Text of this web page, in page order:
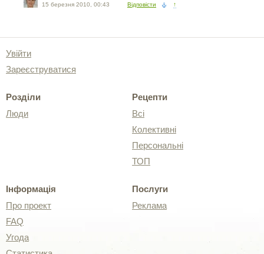
15 березня 2010, 00:43 Відповісти ↑
Увійти
Зареєструватися
Розділи
Люди
Рецепти
Всі
Колективні
Персональні
ТОП
Інформація
Про проект
FAQ
Угода
Послуги
Реклама